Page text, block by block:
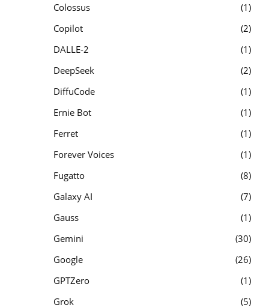
Colossus
1
Copilot
2
DALLE-2
1
DeepSeek
2
DiffuCode
1
Ernie Bot
1
Ferret
1
Forever Voices
1
Fugatto
8
Galaxy AI
7
Gauss
1
Gemini
30
Google
26
GPTZero
1
Grok
5